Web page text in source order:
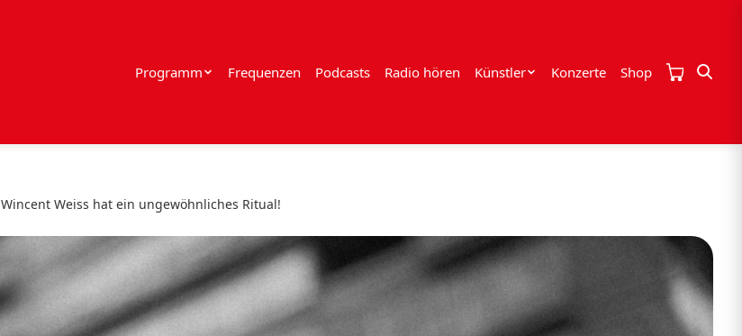
Programm Frequenzen Podcasts Radio hören Künstler Konzerte Shop
Wincent Weiss hat ein ungewöhnliches Ritual!